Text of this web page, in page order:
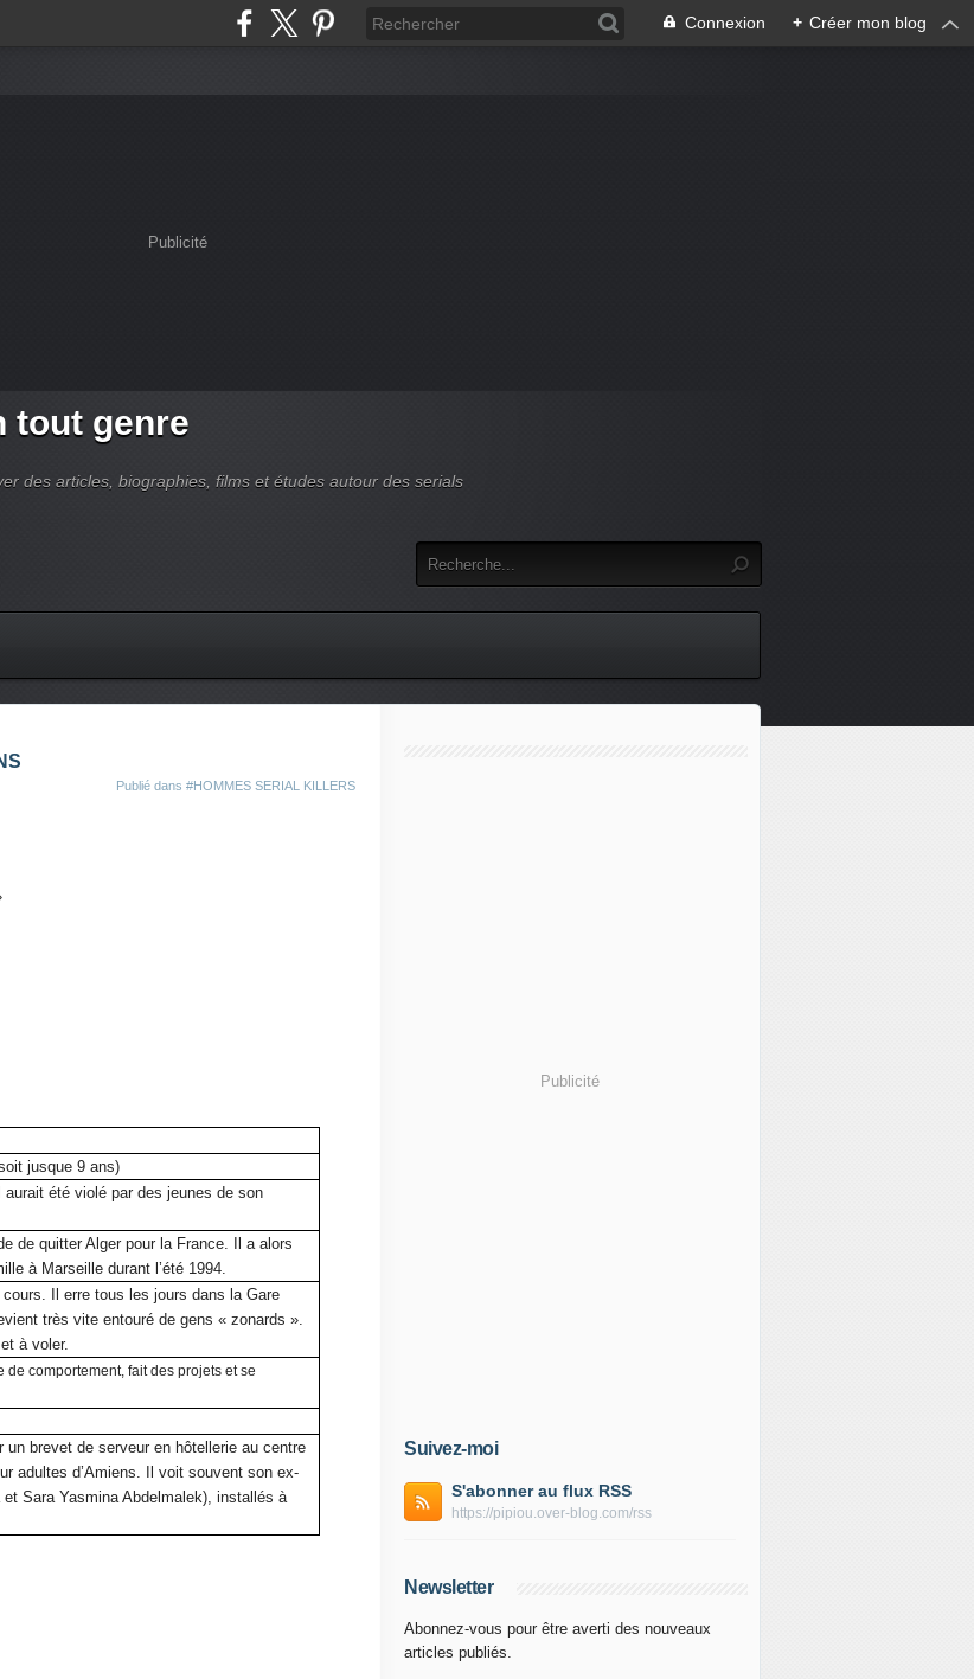
Connexion + Créer mon blog
Publicité
tout genre
des articles, biographies, films et études autour des serials
Publié dans #HOMMES SERIAL KILLERS
jusque 9 ans)
aurait été violé par des jeunes de son
de quitter Alger pour la France. Il a alors
à Marseille durant l’été 1994.
Il erre tous les jours dans la Gare
très vite entouré de gens « zonards ».
à voler.
de comportement, fait des projets et se
un brevet de serveur en hôtellerie au centre
adultes d’Amiens. Il voit souvent son ex-
Sara Yasmina Abdelmalek), installés à
Publicité
Suivez-moi
S'abonner au flux RSS
https://pipiou.over-blog.com/rss
Newsletter
Abonnez-vous pour être averti des nouveaux
articles publiés.